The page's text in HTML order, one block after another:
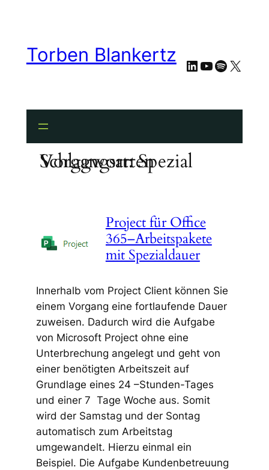
springenTorben Blankertz LinkedIn
YouTube
Spotify
X
Schlagwort:
Spezial Vorgangsarten
Project für Office
365–Arbeitspakete
mit Spezialdauer
Innerhalb vom Project Client können Sie
einem Vorgang eine fortlaufende Dauer
zuweisen. Dadurch wird die Aufgabe
von Microsoft Project ohne eine
Unterbrechung angelegt und geht von
einer benötigten Arbeitszeit auf
Grundlage eines 24 –Stunden-Tages
und einer 7 Tage Woche aus. Somit
wird der Samstag und der Sontag
automatisch zum Arbeitstag
umgewandelt. Hierzu einmal ein
Beispiel. Die Aufgabe Kundenbetreuung